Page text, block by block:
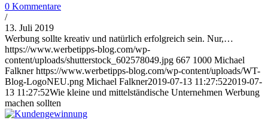
0 Kommentare
/
13. Juli 2019
Werbung sollte kreativ und natürlich erfolgreich sein. Nur,…
https://www.werbetipps-blog.com/wp-
content/uploads/shutterstock_602578049.jpg 667 1000 Michael
Falkner https://www.werbetipps-blog.com/wp-content/uploads/WT-
Blog-LogoNEU.png Michael Falkner2019-07-13 11:27:522019-07-
13 11:27:52Wie kleine und mittelständische Unternehmen Werbung
machen sollten